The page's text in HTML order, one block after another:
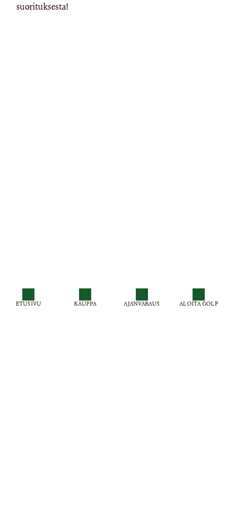
ETUSIVU KAUPPA AJANVARAUS ALOITA GOLF
suorituksesta!